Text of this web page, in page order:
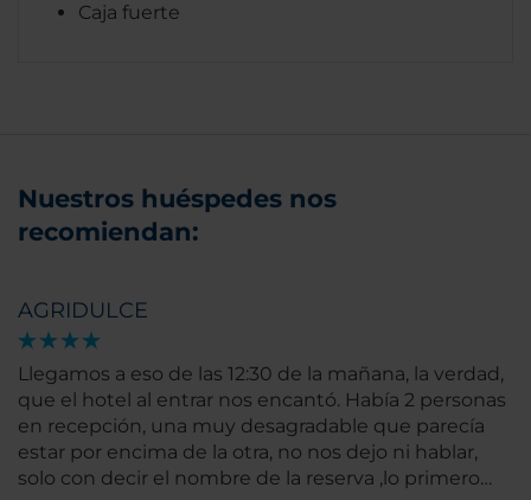
Caja fuerte
Nuestros huéspedes nos
recomiendan:
AGRIDULCE
Llegamos a eso de las 12:30 de la mañana, la verdad,
que el hotel al entrar nos encantó. Había 2 personas
en recepción, una muy desagradable que parecía
estar por encima de la otra, no nos dejo ni hablar,
solo con decir el nombre de la reserva ,lo primero